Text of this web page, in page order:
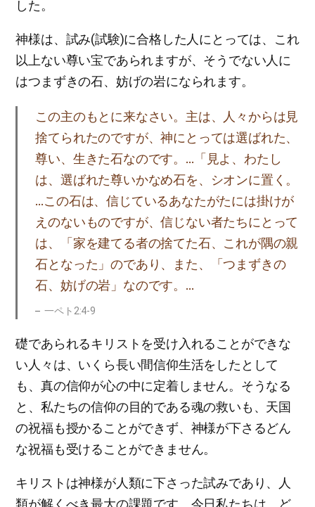
した。
神様は、試み(試験)に合格した人にとっては、これ
以上ない尊い宝であられますが、そうでない人に
はつまずきの石、妨げの岩になられます。
この主のもとに来なさい。主は、人々からは見
捨てられたのですが、神にとっては選ばれた、
尊い、生きた石なのです。…「見よ、わたし
は、選ばれた尊いかなめ石を、シオンに置く。
…この石は、信じているあなたがたには掛けが
えのないものですが、信じない者たちにとって
は、「家を建てる者の捨てた石、これが隅の親
石となった」のであり、また、「つまずきの
石、妨げの岩」なのです。…
一ペト2:4-9
礎であられるキリストを受け入れることができな
い人々は、いくら長い間信仰生活をしたとして
も、真の信仰が心の中に定着しません。そうなる
と、私たちの信仰の目的である魂の救いも、天国
の祝福も授かることができず、神様が下さるどん
な祝福も受けることができません。
キリストは神様が人類に下さった試みであり、人
類が解くべき最大の課題です。今日私たちは、ど